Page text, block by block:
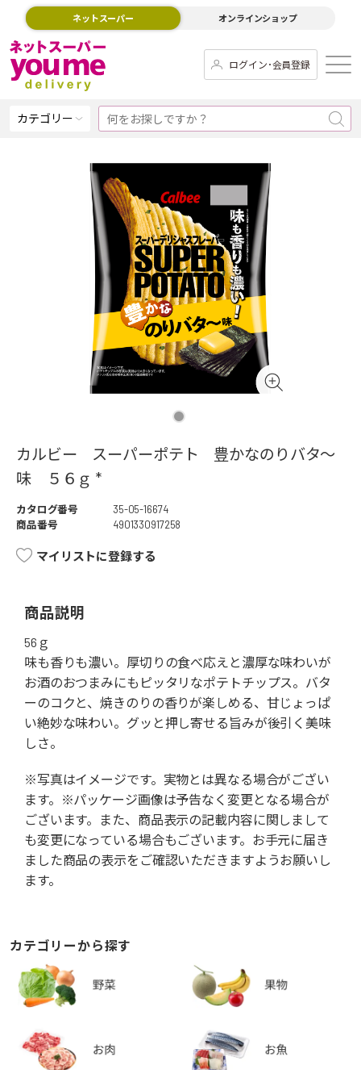
ネットスーパー オンラインショップ
ログイン･会員登録
カテゴリー
カルビー スーパーポテト 豊かなのりバタ～
味 ５６ｇ *
カタログ番号
35-05-16674
商品番号
4901330917258
マイリストに登録する
商品説明
56ｇ
味も香りも濃い。厚切りの食べ応えと濃厚な味わいが
お酒のおつまみにもピッタリなポテトチップス。バタ
ーのコクと、焼きのりの香りが楽しめる、甘じょっぱ
い絶妙な味わい。グッと押し寄せる旨みが後引く美味
しさ。
※写真はイメージです。実物とは異なる場合がござい
ます。※パッケージ画像は予告なく変更となる場合が
ございます。また、商品表示の記載内容に関しまして
も変更になっている場合もございます。お手元に届き
ました商品の表示をご確認いただきますようお願いし
ます。
カテゴリーから探す